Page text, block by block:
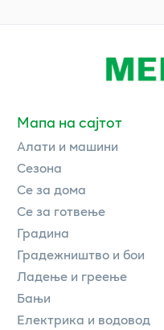
Мапа на сајтот
Алати и машини
Сезона
Се за дома
Се за готвење
Градина
Градежништво и бои
Ладење и греење
Бањи
Електрика и водовод